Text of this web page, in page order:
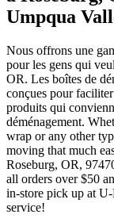
Umpqua
Nous offrons une
pour les gens qui
OR. Les boîtes de
conçues pour
produits qui
déménagement.
wrap or any other
moving that much
Roseburg, OR,
all orders over $50
in-store pick up at
service!